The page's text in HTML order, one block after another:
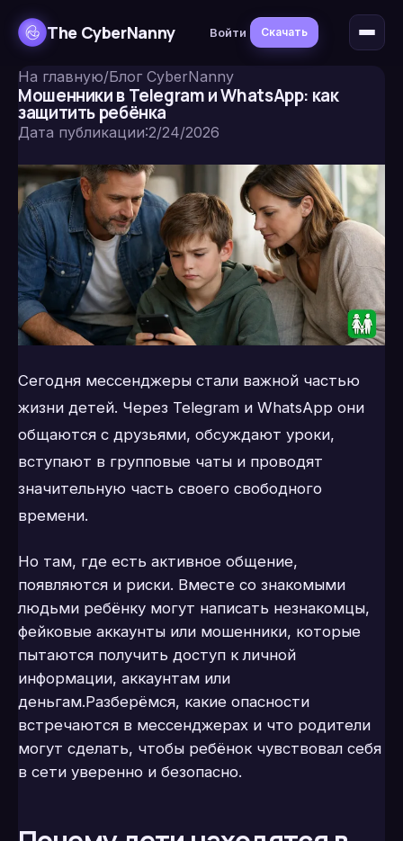
The CyberNanny Войти Скачать
На главную/Блог CyberNanny
Мошенники в Telegram и WhatsApp: как
защитить ребёнка
Дата публикации:2/24/2026
Сегодня мессенджеры стали важной частью
жизни детей. Через Telegram и WhatsApp они
общаются с друзьями, обсуждают уроки,
вступают в групповые чаты и проводят
значительную часть своего свободного
времени.
Но там, где есть активное общение,
появляются и риски. Вместе со знакомыми
людьми ребёнку могут написать незнакомцы,
фейковые аккаунты или мошенники, которые
пытаются получить доступ к личной
информации, аккаунтам или
деньгам.Разберёмся, какие опасности
встречаются в мессенджерах и что родители
могут сделать, чтобы ребёнок чувствовал себя
в сети уверенно и безопасно.